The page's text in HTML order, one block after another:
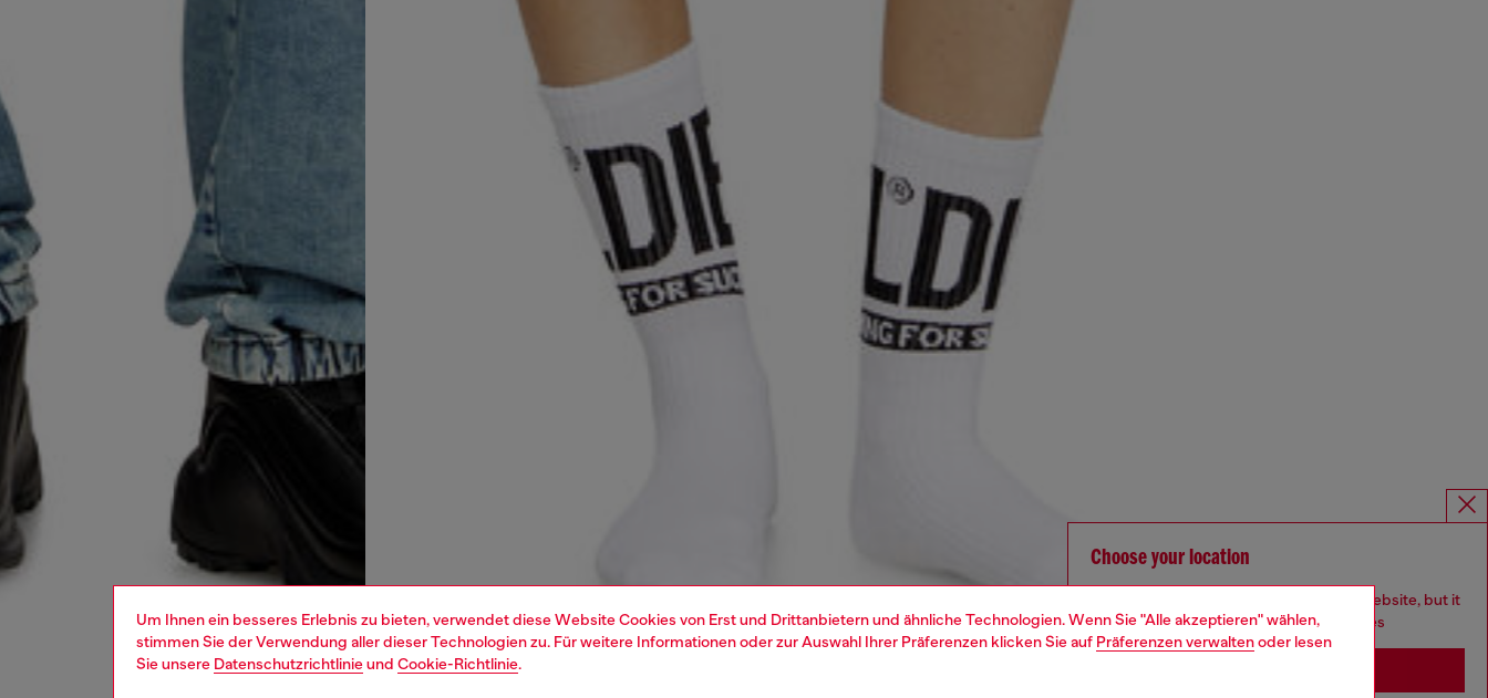
Um Ihnen ein besseres Erlebnis zu bieten, verwendet diese Website Cookies von Erst und Drittanbietern und ähnliche Technologien. Wenn Sie "Alle akzeptieren" wählen,
stimmen Sie der Verwendung aller dieser Technologien zu. Für weitere Informationen oder zur Auswahl Ihrer Präferenzen klicken Sie auf Präferenzen verwaltenoder lesen
Sie unsere Datenschutzrichtlinieund Cookie-Richtlinie.
Choose your location
You are currently browsing Österreich website, but it
seems you may be based in United States